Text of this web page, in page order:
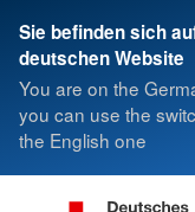
Sie befinden sich
deutschen Website
You are on the
you can use the
the English one